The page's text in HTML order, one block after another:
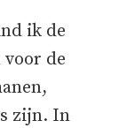
ik de
voor de
zijn. In